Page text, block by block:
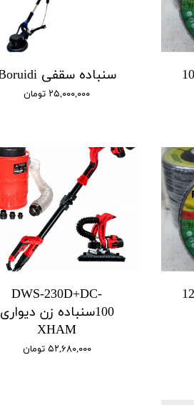
سنباده سقفی Boruidi
۲۵,۰۰۰,۰۰۰ تومان
DWS-230D+DC-
100سنباده زن دیواری
XHAM
۵۲,۶۸۰,۰۰۰ تومان